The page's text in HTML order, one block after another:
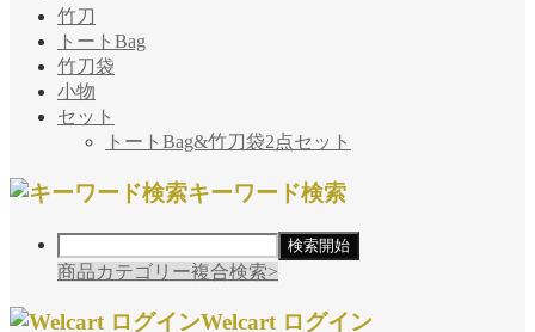
竹刀
トートBag
竹刀袋
小物
セット
トートBag&竹刀袋2点セット
キーワード検索
商品カテゴリー複合検索>
Welcart ログイン